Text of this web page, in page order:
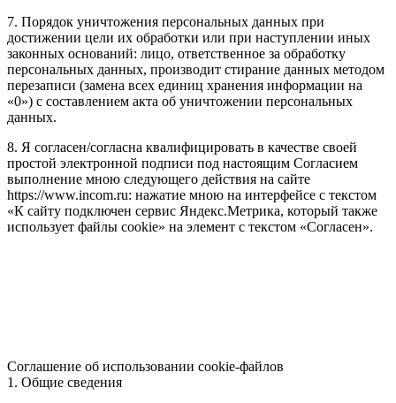
7. Порядок уничтожения персональных данных при
достижении цели их обработки или при наступлении иных
законных оснований: лицо, ответственное за обработку
персональных данных, производит стирание данных методом
перезаписи (замена всех единиц хранения информации на
«0») с составлением акта об уничтожении персональных
данных.
8. Я согласен/согласна квалифицировать в качестве своей
простой электронной подписи под настоящим Согласием
выполнение мною следующего действия на сайте
https://www.incom.ru: нажатие мною на интерфейсе с текстом
«К сайту подключен сервис Яндекс.Метрика, который также
использует файлы cookie» на элемент с текстом «Согласен».
Соглашение об использовании cookie-файлов
1. Общие сведения